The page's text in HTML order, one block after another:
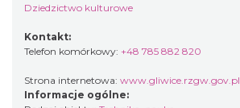
Dziedzictwo kulturowe
Kontakt:
Telefon komórkowy: +48 785 882 820
Strona internetowa: www.gliwice.rzgw.gov.pl
Informacje ogólne: